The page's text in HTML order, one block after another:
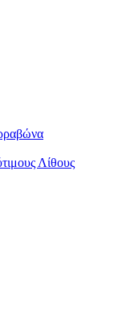
Λίθους